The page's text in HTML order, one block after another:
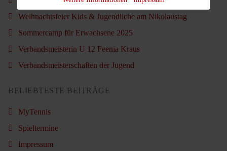
Weihnachtsfeier Kids & Jugendliche am Nikolaustag
Sommercamp für Erwachsene 2025
Verbandsmeisterin U 12 Feenia Kraus
Verbandsmeisterschaften der Jugend
BELIEBTESTE BEITRÄGE
MyTennis
Spieltermine
Impressum